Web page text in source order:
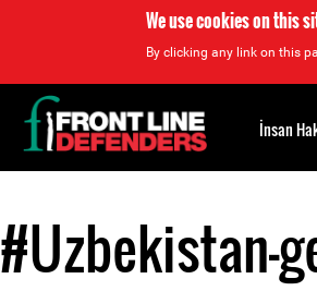
We use cookies on this
By clicking any link on this
Back
to
top
#Uzbekistan-
Back
to
top
İnsan